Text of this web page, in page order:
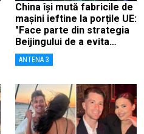
China își mută fabricile de
mașini ieftine la porțile UE:
"Face parte din strategia
Beijingului de a evita
taxele"
ANTENA 3